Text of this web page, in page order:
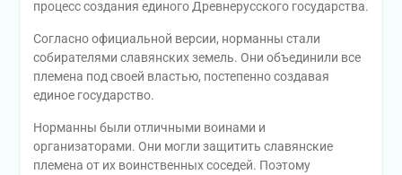
процесс создания единого Древнерусского государства.
Согласно официальной версии, норманны стали
собирателями славянских земель. Они объединили все
племена под своей властью, постепенно создавая
единое государство.
Норманны были отличными воинами и
организаторами. Они могли защитить славянские
племена от их воинственных соседей. Поэтому